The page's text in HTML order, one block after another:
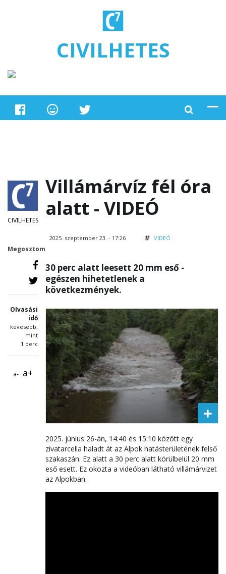
CIVILHETES
CIVILHETES
Megosztom
Olvasási
idő
kevesebb,
mint
1 perc
a- a+
Villámárvíz fél óra
alatt - VIDEÓ
2025. szeptember 23. - 17:26 VIDEÓ
30 perc alatt leesett 20 mm eső -
egészen hihetetlenek a
következmények.
2025. június 26-án, 14:40 és 15:10 között egy
zivatarcella haladt át az Alpok hatásterületének felső
szakaszán. Ez alatt a 30 perc alatt körülbelül 20 mm
eső esett. Ez okozta a videóban látható villámárvizet
az Alpokban.